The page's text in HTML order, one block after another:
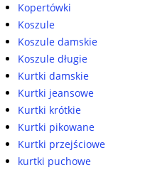
Kopertówki
Koszule
Koszule damskie
Koszule długie
Kurtki damskie
Kurtki jeansowe
Kurtki krótkie
Kurtki pikowane
Kurtki przejściowe
kurtki puchowe